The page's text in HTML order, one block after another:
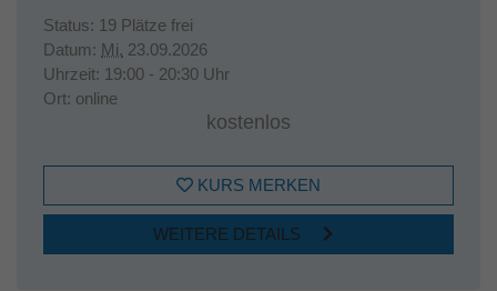
Status: 19 Plätze frei
Datum: Mi. 23.09.2026
Uhrzeit: 19:00 - 20:30 Uhr
Ort: online
kostenlos
KURS MERKEN
WEITERE DETAILS